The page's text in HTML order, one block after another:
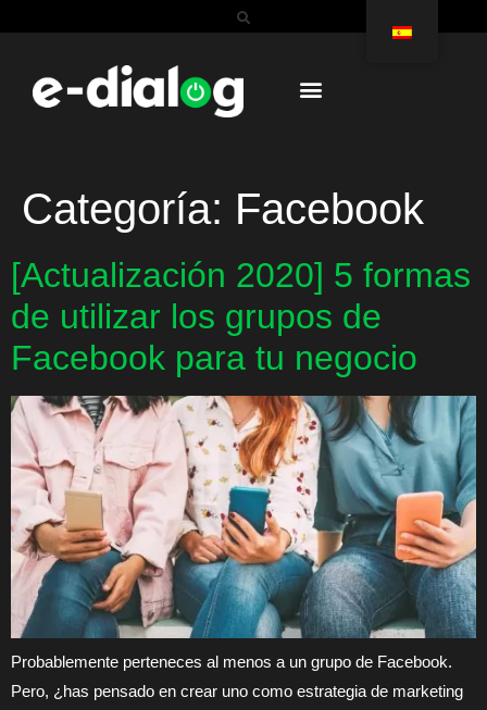
Categoría: Facebook
[Actualización 2020] 5 formas
de utilizar los grupos de
Facebook para tu negocio
Probablemente perteneces al menos a un grupo de Facebook.
Pero, ¿has pensado en crear uno como estrategia de marketing